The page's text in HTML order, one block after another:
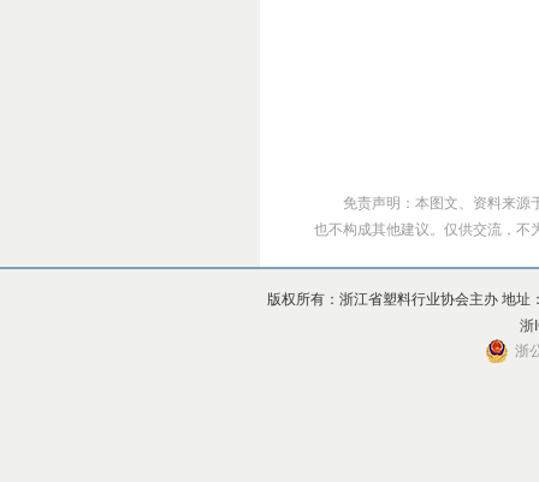
免责声明：本图文、资料来源
也不构成其他建议。仅供交流，
版权所有：浙江省塑料行业协会主办 地
浙
浙